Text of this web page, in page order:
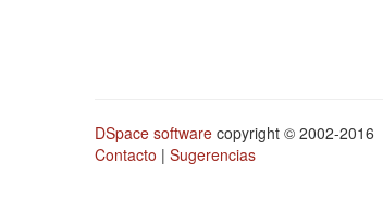
DSpace software copyright © 2002-2016
Contacto | Sugerencias